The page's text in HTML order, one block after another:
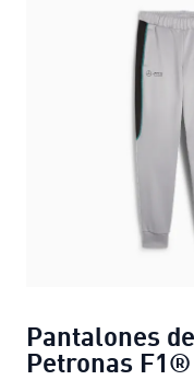
Pantalones
Petronas